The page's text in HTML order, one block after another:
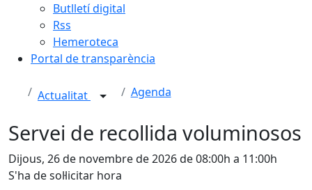
Butlletí digital
Rss
Hemeroteca
Portal de transparència
Actualitat Agenda
Servei de recollida voluminosos
Dijous, 26 de novembre de 2026 de 08:00h a 11:00h
S'ha de sol·licitar hora